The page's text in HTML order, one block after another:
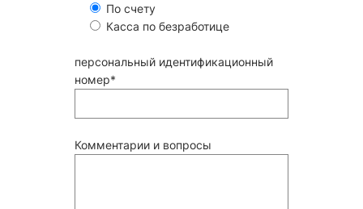
По счету
Касса по безработице
персональный идентификационный
номер*
Комментарии и вопросы